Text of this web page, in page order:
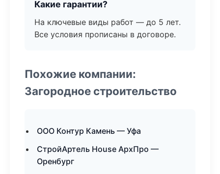
Какие гарантии?
На ключевые виды работ — до 5 лет.
Все условия прописаны в договоре.
Похожие компании:
Загородное строительство
ООО Контур Камень — Уфа
СтройАртель House АрхПро —
Оренбург